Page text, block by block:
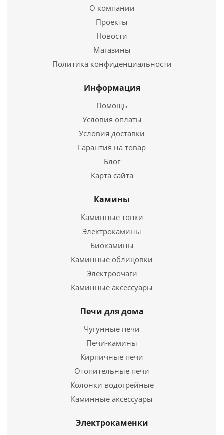
49 750руб.
Подробнее
Купить в 1 клик
20 700руб.
Подробнее
Каминная облицовка Нота 700
О компании
Проекты
Новости
Магазины
Политика конфиденциальности
Информация
Помощь
Условия оплаты
Условия доставки
Гарантия на товар
Блог
Карта сайта
Камины
Каминные топки
Электрокамины
Биокамины
Каминные облицовки
Электроочаги
Каминные аксессуары
Печи для дома
Чугунные печи
Печи-камины
Кирпичные печи
Отопительные печи
Колонки водогрейные
Каминные аксессуары
Электрокаменки